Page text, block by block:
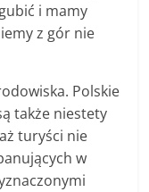
i mamy
z gór nie
Polskie
także niestety
turyści nie
w